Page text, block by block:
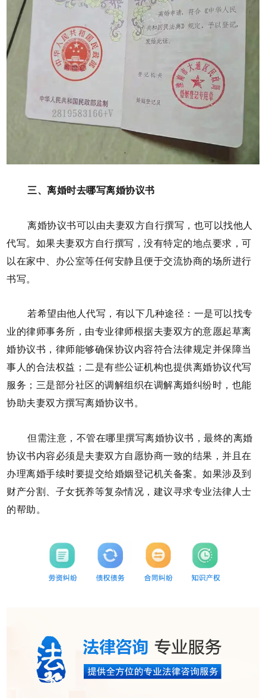
三、离婚时去哪写离婚协议书
离婚协议书可以由夫妻双方自行撰写，也可以找他人
代写。如果夫妻双方自行撰写，没有特定的地点要求，可
以在家中、办公室等任何安静且便于交流协商的场所进行
书写。
若希望由他人代写，有以下几种途径：一是可以找专
业的律师事务所，由专业律师根据夫妻双方的意愿起草离
婚协议书，律师能够确保协议内容符合法律规定并保障当
事人的合法权益；二是有些公证机构也提供离婚协议代写
服务；三是部分社区的调解组织在调解离婚纠纷时，也能
协助夫妻双方撰写离婚协议书。
但需注意，不管在哪里撰写离婚协议书，最终的离婚
协议书内容必须是夫妻双方自愿协商一致的结果，并且在
办理离婚手续时要提交给婚姻登记机关备案。如果涉及到
财产分割、子女抚养等复杂情况，建议寻求专业法律人士
的帮助。